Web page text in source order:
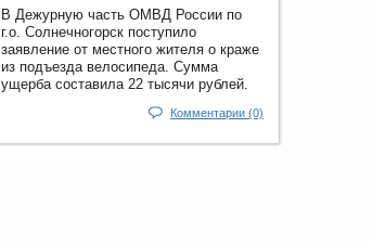
В Дежурную часть ОМВД России по
г.о. Солнечногорск поступило
заявление от местного жителя о краже
из подъезда велосипеда. Сумма
ущерба составила 22 тысячи рублей.
Комментарии (0)